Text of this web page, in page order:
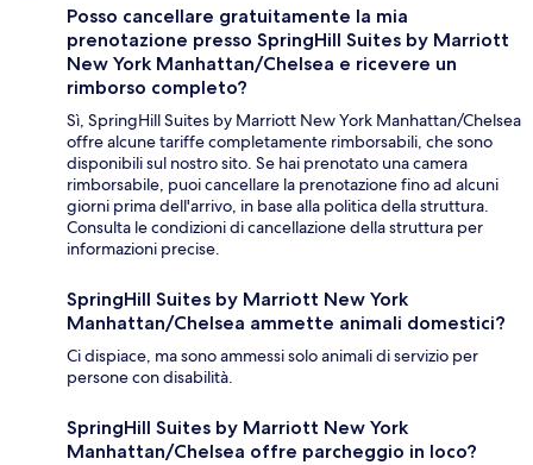
Posso cancellare gratuitamente la mia
prenotazione presso SpringHill Suites by Marriott
New York Manhattan/Chelsea e ricevere un
rimborso completo?
Sì, SpringHill Suites by Marriott New York Manhattan/Chelsea
offre alcune tariffe completamente rimborsabili, che sono
disponibili sul nostro sito. Se hai prenotato una camera
rimborsabile, puoi cancellare la prenotazione fino ad alcuni
giorni prima dell'arrivo, in base alla politica della struttura.
Consulta le condizioni di cancellazione della struttura per
informazioni precise.
SpringHill Suites by Marriott New York
Manhattan/Chelsea ammette animali domestici?
Ci dispiace, ma sono ammessi solo animali di servizio per
persone con disabilità.
SpringHill Suites by Marriott New York
Manhattan/Chelsea offre parcheggio in loco?